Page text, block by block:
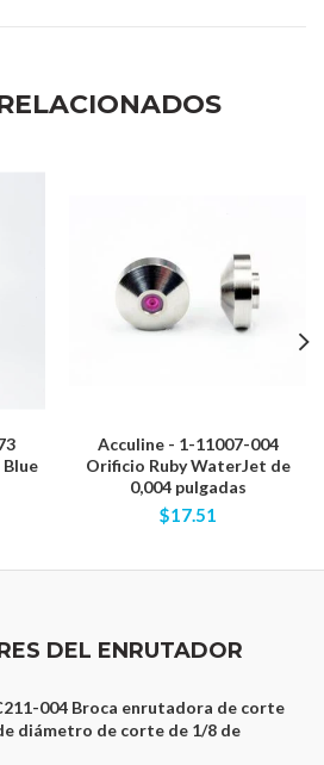
Acculine - 1-11007-004
Orificio Ruby WaterJet de
0,004 pulgadas
$17.51
DEL ENRUTADOR
004 Broca enrutadora de corte
diámetro de corte de 1/8 de